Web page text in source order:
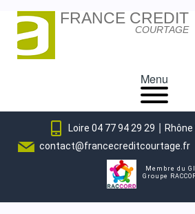
Skip
content
FRANCE CREDIT
COURTAGE
Menu
Loire 04 77 94 29 29 |
contact@francecreditcourtage.fr
Membre du
Groupe